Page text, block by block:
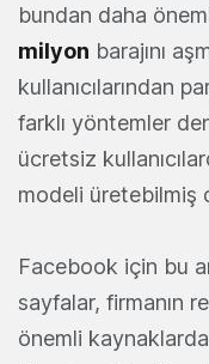
bundan daha
milyon barajını
kullanıcılarından
farklı yöntemler
ücretsiz
modeli üretebilmiş
Facebook için bu
sayfalar, firmanın
önemli